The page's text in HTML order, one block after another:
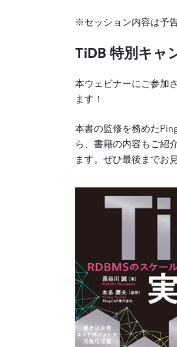
※セッション内容は予
TiDB 特別キャ
本ウェビナーにご参加
ます！
本書の監修を務めた
ら、書籍の内容もご紹
ます。ぜひ最後までお